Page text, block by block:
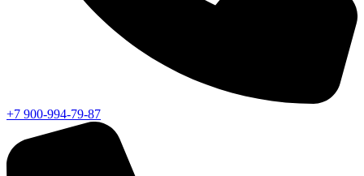
+7 900-994-79-87